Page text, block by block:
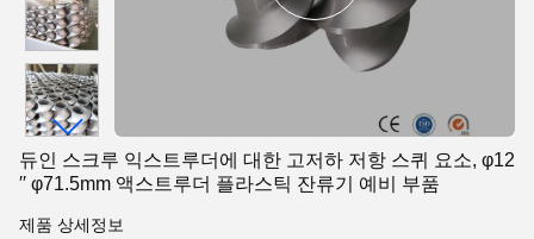
듀인 스크루 익스트루더에 대한 고저하 저항 스퀴 요소, φ12
′′ φ71.5mm 액스트루더 플라스틱 잔류기 예비 부품
제품 상세정보